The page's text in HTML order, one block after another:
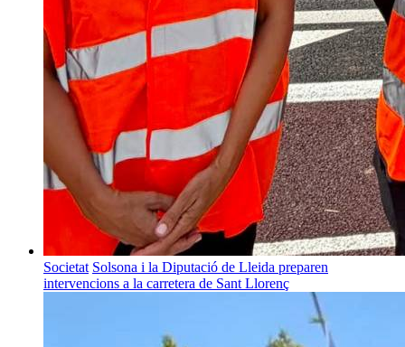
Societat Solsona i la Diputació de Lleida preparen
intervencions a la carretera de Sant Llorenç